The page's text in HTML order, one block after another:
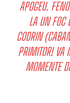
APOGEU.
LA UN FOC
CODRIN
PRIMITOR!VA
MOMENTE